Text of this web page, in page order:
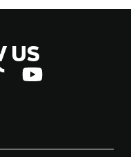
US